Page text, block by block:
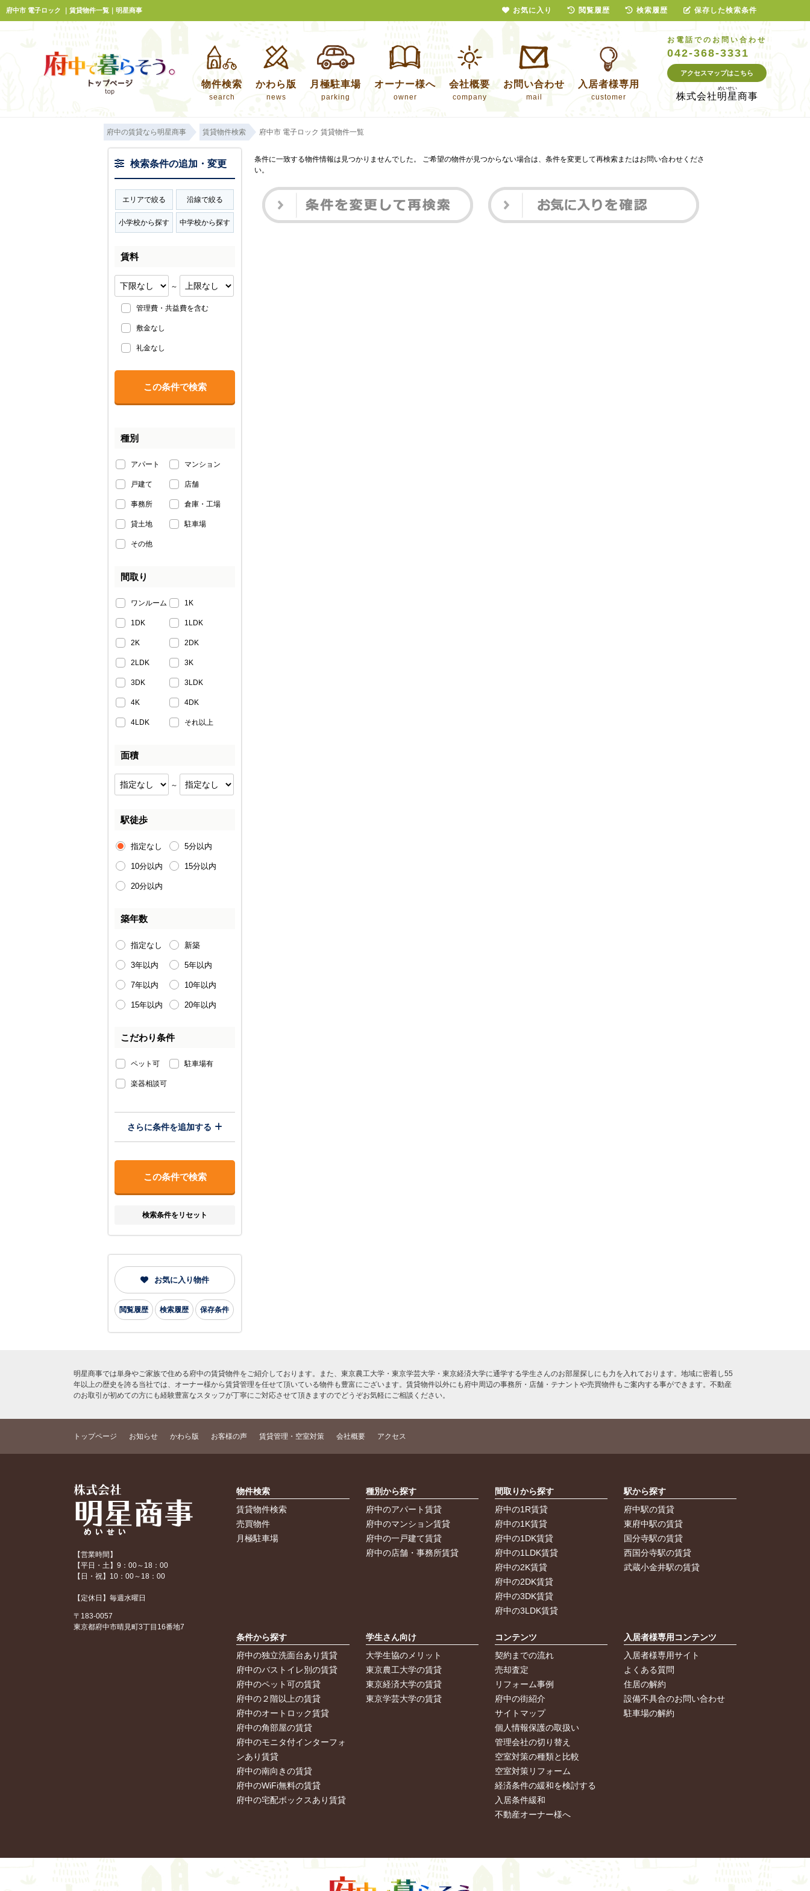
府中市 電子ロック ｜賃貸物件一覧｜明星商事
物件検索
search
かわら版
news
月極駐車場
parking
オーナー様へ
owner
会社概要
company
お問い合わせ
mail
入居者様専用
customer
お電話でのお問い合わせ
042-368-3331
アクセスマップはこちら
株式会社明星商事
府中の賃貸なら明星商事 賃貸物件検索 府中市 電子ロック 賃貸物件一覧
条件に一致する物件情報は見つかりませんでした。 ご希望の物件が見つからない場合は、条件を変更して再検索またはお問い合わせくださ
い。
検索条件の追加・変更
エリアで絞る 沿線で絞る
小学校から探す 中学校から探す
賃料
～
管理費・共益費を含む
敷金なし
礼金なし
種別
アパート マンション
戸建て 店舗
事務所 倉庫・工場
貸土地 駐車場
その他
間取り
ワンルーム 1K
1DK 1LDK
2K 2DK
2LDK 3K
3DK 3LDK
4K 4DK
4LDK それ以上
面積
～
駅徒歩
指定なし 5分以内
10分以内 15分以内
20分以内
築年数
指定なし 新築
3年以内 5年以内
7年以内 10年以内
15年以内 20年以内
こだわり条件
ペット可 駐車場有
楽器相談可
さらに条件を追加する
検索条件をリセット
お気に入り物件
閲覧履歴 検索履歴 保存条件
明星商事では単身やご家族で住める府中の賃貸物件をご紹介しております。また、東京農工大学・東京学芸大学・東京経済大学に通学する学生さんのお部屋探しにも力を入れております。地域に密着し55
年以上の歴史を誇る当社では、オーナー様から賃貸管理を任せて頂いている物件も豊富にございます。賃貸物件以外にも府中周辺の事務所・店舗・テナントや売買物件もご案内する事ができます。不動産
のお取引が初めての方にも経験豊富なスタッフが丁寧にご対応させて頂きますのでどうぞお気軽にご相談ください。
トップページ お知らせ かわら版 お客様の声 賃貸管理・空室対策 会社概要 アクセス
【営業時間】
【平日・土】9：00～18：00
【日・祝】10：00～18：00
【定休日】毎週水曜日
〒183-0057
東京都府中市晴見町3丁目16番地7
物件検索
賃貸物件検索
売買物件
月極駐車場
種別から探す
府中のアパート賃貸
府中のマンション賃貸
府中の一戸建て賃貸
府中の店舗・事務所賃貸
間取りから探す
府中の1R賃貸
府中の1K賃貸
府中の1DK賃貸
府中の1LDK賃貸
府中の2K賃貸
府中の2DK賃貸
府中の3DK賃貸
府中の3LDK賃貸
駅から探す
府中駅の賃貸
東府中駅の賃貸
国分寺駅の賃貸
西国分寺駅の賃貸
武蔵小金井駅の賃貸
条件から探す
府中の独立洗面台あり賃貸
府中のバストイレ別の賃貸
府中のペット可の賃貸
府中の２階以上の賃貸
府中のオートロック賃貸
府中の角部屋の賃貸
府中のモニタ付インターフォ
ンあり賃貸
府中の南向きの賃貸
府中のWiFi無料の賃貸
府中の宅配ボックスあり賃貸
学生さん向け
大学生協のメリット
東京農工大学の賃貸
東京経済大学の賃貸
東京学芸大学の賃貸
コンテンツ
契約までの流れ
売却査定
リフォーム事例
府中の街紹介
サイトマップ
個人情報保護の取扱い
管理会社の切り替え
空室対策の種類と比較
空室対策リフォーム
経済条件の緩和を検討する
入居条件緩和
不動産オーナー様へ
入居者様専用コンテンツ
入居者様専用サイト
よくある質問
住居の解約
設備不具合のお問い合わせ
駐車場の解約
お気に入り 閲覧履歴 検索履歴 保存した検索条件